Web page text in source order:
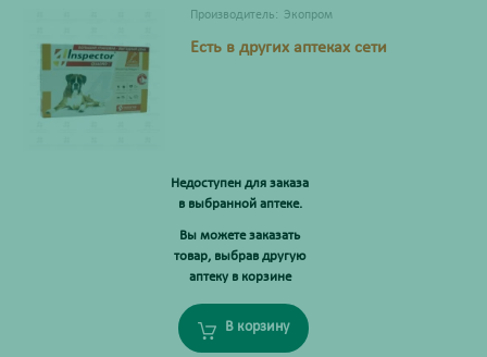
Производитель: Экопром
Есть в других аптеках сети
Недоступен для заказа
в выбранной аптеке.
Вы можете заказать
товар, выбрав другую
аптеку в корзине
В корзину